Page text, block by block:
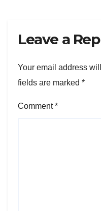
Leave a
Your email address
fields are marked *
Comment*